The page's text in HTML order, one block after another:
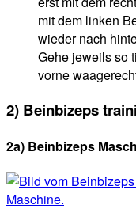
mit dem linken
wieder nach
Gehe jeweils so
vorne
2) Beinbizeps
2a) Beinbizeps